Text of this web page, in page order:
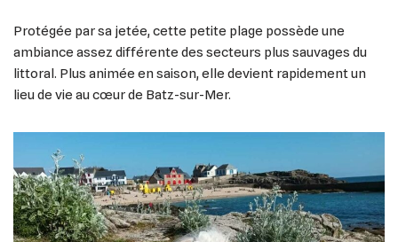
Protégée par sa jetée, cette petite plage possède une
ambiance assez différente des secteurs plus sauvages du
littoral. Plus animée en saison, elle devient rapidement un
lieu de vie au cœur de Batz-sur-Mer.